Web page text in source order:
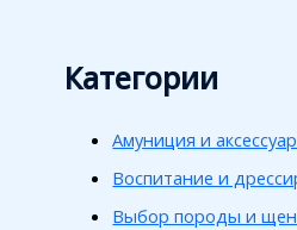
Категории
Амуниция и
Воспитание и
Выбор породы и